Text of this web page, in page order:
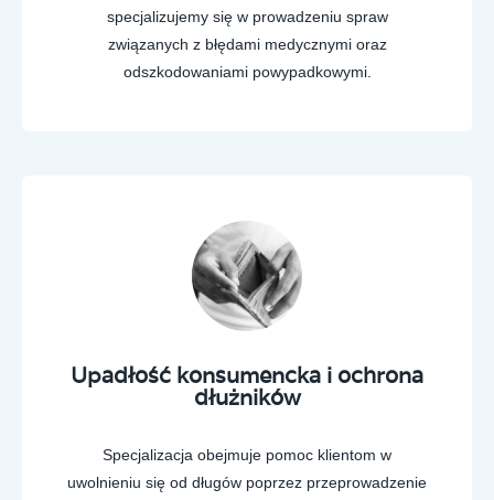
specjalizujemy się w prowadzeniu spraw
związanych z błędami medycznymi oraz
odszkodowaniami powypadkowymi.
Upadłość konsumencka i ochrona
dłużników
Specjalizacja obejmuje pomoc klientom w
uwolnieniu się od długów poprzez przeprowadzenie